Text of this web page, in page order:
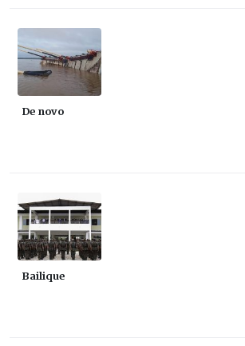
De novo
Bailique